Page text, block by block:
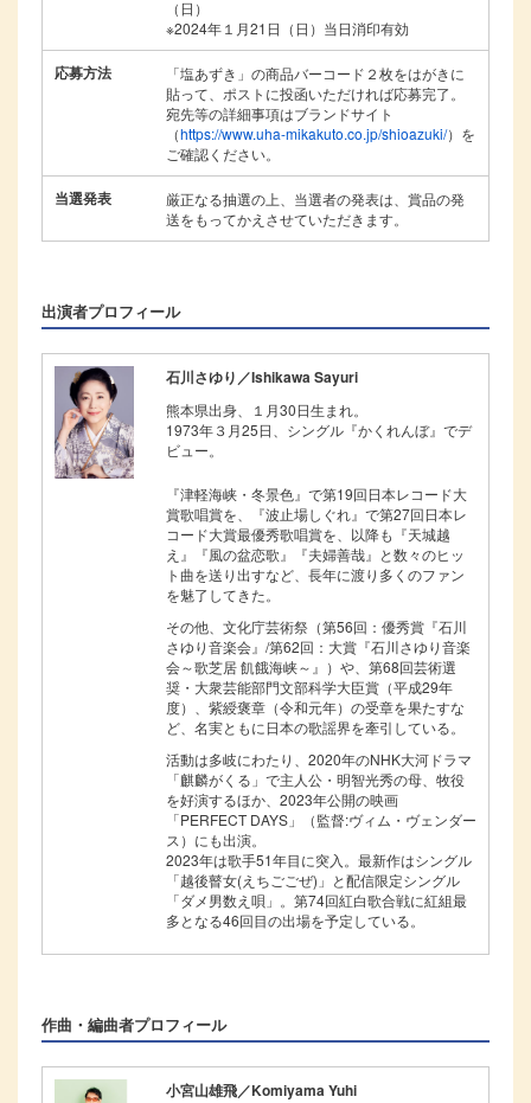
（日）
※2024年１月21日（日）当日消印有効
応募方法
「塩あずき」の商品バーコード２枚をはがきに
貼って、ポストに投函いただければ応募完了。
宛先等の詳細事項はブランドサイト
（https://www.uha-mikakuto.co.jp/shioazuki/）を
ご確認ください。
当選発表
厳正なる抽選の上、当選者の発表は、賞品の発
送をもってかえさせていただきます。
出演者プロフィール
石川さゆり／Ishikawa Sayuri
熊本県出身、１月30日生まれ。
1973年３月25日、シングル『かくれんぼ』でデ
ビュー。
『津軽海峡・冬景色』で第19回日本レコード大
賞歌唱賞を、『波止場しぐれ』で第27回日本レ
コード大賞最優秀歌唱賞を、以降も『天城越
え』『風の盆恋歌』『夫婦善哉』と数々のヒッ
ト曲を送り出すなど、長年に渡り多くのファン
を魅了してきた。
その他、文化庁芸術祭（第56回：優秀賞『石川
さゆり音楽会』/第62回：大賞『石川さゆり音楽
会～歌芝居 飢餓海峡～』）や、第68回芸術選
奨・大衆芸能部門文部科学大臣賞（平成29年
度）、紫綬褒章（令和元年）の受章を果たすな
ど、名実ともに日本の歌謡界を牽引している。
活動は多岐にわたり、2020年のNHK大河ドラマ
「麒麟がくる」で主人公・明智光秀の母、牧役
を好演するほか、2023年公開の映画
「PERFECT DAYS」（監督:ヴィム・ヴェンダー
ス）にも出演。
2023年は歌手51年目に突入。最新作はシングル
「越後瞽女(えちごごぜ)」と配信限定シングル
「ダメ男数え唄」。第74回紅白歌合戦に紅組最
多となる46回目の出場を予定している。
作曲・編曲者プロフィール
小宮山雄飛／Komiyama Yuhi